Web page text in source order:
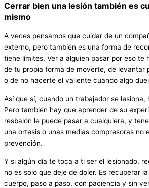
Cerrar bien una lesión también es
mismo
A veces pensamos que cuidar de un
externo, pero también es una forma de
tiene límites. Ver a alguien pasar por eso te
de tu propia forma de moverte, de levantar
o de no hacerte el valiente cuando algo
Así que sí, cuando un trabajador se lesiona,
Pero también hay que aprender de su
resbalón le puede pasar a cualquiera, y
una ortesis o unas medias compresoras no
prevención.
Y si algún día te toca a ti ser el lesionado,
no es solo que deje de doler. Es recuperar
cuerpo, paso a paso, con paciencia y sin